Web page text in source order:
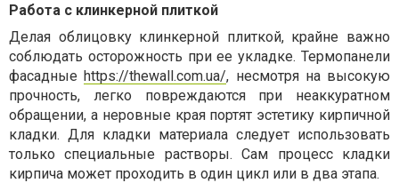
Работа с клинкерной плиткой
Делая облицовку клинкерной плиткой, крайне важно
соблюдать осторожность при ее укладке. Термопанели
фасадныеhttps://thewall.com.ua/, несмотря на высокую
прочность, легко повреждаются при неаккуратном
обращении, а неровные края портят эстетику кирпичной
кладки. Для кладки материала следует использовать
только специальные растворы. Сам процесс кладки
кирпича может проходить в один цикл или в два этапа.